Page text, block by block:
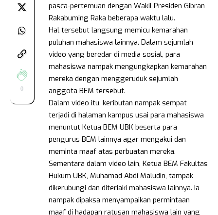
0
pasca-pertemuan dengan Wakil Presiden Gibran
Rakabuming Raka beberapa waktu lalu.
Hal tersebut langsung memicu kemarahan
puluhan mahasiswa lainnya. Dalam sejumlah
video yang beredar di media sosial, para
mahasiswa nampak mengungkapkan kemarahan
mereka dengan menggeruduk sejumlah
anggota BEM tersebut.
Dalam video itu, keributan nampak sempat
terjadi di halaman kampus usai para mahasiswa
menuntut Ketua BEM UBK beserta para
pengurus BEM lainnya agar mengakui dan
meminta maaf atas perbuatan mereka.
Sementara dalam video lain, Ketua BEM Fakultas
Hukum UBK, Muhamad Abdi Maludin, tampak
dikerubungi dan diteriaki mahasiswa lainnya. Ia
nampak dipaksa menyampaikan permintaan
maaf di hadapan ratusan mahasiswa lain yang